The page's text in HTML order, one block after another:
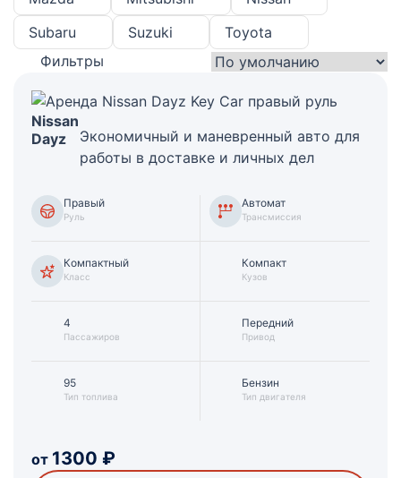
Subaru
Suzuki
Toyota
Фильтры
Nissan
Dayz
Экономичный и маневренный авто для
работы в доставке и личных дел
Правый
Руль
Компактный
Класс
Автомат
Трансмиссия
Компакт
Кузов
4
Пассажиров
95
Тип топлива
Передний
Привод
Бензин
Тип двигателя
от 1300 ₽